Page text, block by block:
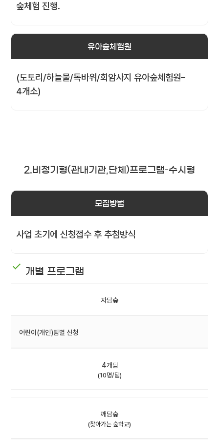
숲체험 진행.
유아숲체험원
(도토리/하늘물/독바위/회암사지 유아숲체험원–
4개소)
2.비정기형(관내기관,단체)프로그램–수시형
모집방법
사업 초기에 신청접수 후 추첨방식
개별 프로그램
자담숲
어린이(개인)팀별 신청
4개팀
(10명/팀)
깨담숲
(찾아가는 숲학교)